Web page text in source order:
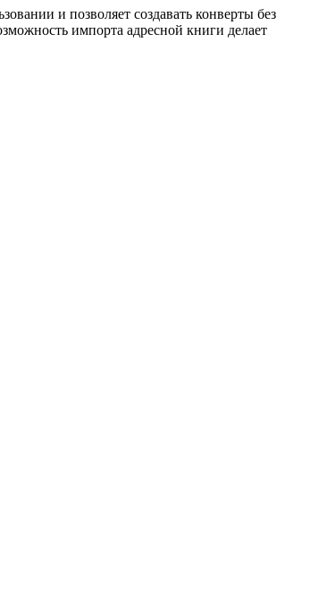
и позволяет создавать конверты без
импорта адресной книги делает